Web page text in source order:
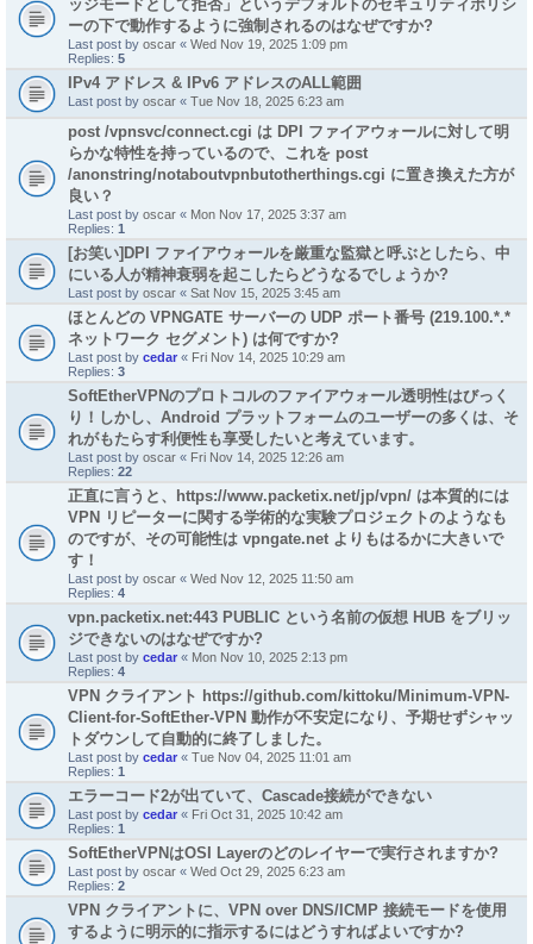
ッジモードとして拒否」というデフォルトのセキュリティポリシ
ーの下で動作するように強制されるのはなぜですか?
Last post by oscar « Wed Nov 19, 2025 1:09 pm
Replies: 5
IPv4 アドレス & IPv6 アドレスのALL範囲
Last post by oscar « Tue Nov 18, 2025 6:23 am
post /vpnsvc/connect.cgi は DPI ファイアウォールに対して明
らかな特性を持っているので、これを post
/anonstring/notaboutvpnbutotherthings.cgi に置き換えた方が
良い？
Last post by oscar « Mon Nov 17, 2025 3:37 am
Replies: 1
[お笑い]DPI ファイアウォールを厳重な監獄と呼ぶとしたら、中
にいる人が精神衰弱を起こしたらどうなるでしょうか?
Last post by oscar « Sat Nov 15, 2025 3:45 am
ほとんどの VPNGATE サーバーの UDP ポート番号 (219.100.*.*
ネットワーク セグメント) は何ですか?
Last post by cedar « Fri Nov 14, 2025 10:29 am
Replies: 3
SoftEtherVPNのプロトコルのファイアウォール透明性はびっく
り！しかし、Android プラットフォームのユーザーの多くは、そ
れがもたらす利便性も享受したいと考えています。
Last post by oscar « Fri Nov 14, 2025 12:26 am
Replies: 22
正直に言うと、https://www.packetix.net/jp/vpn/ は本質的には
VPN リピーターに関する学術的な実験プロジェクトのようなも
のですが、その可能性は vpngate.net よりもはるかに大きいで
す！
Last post by oscar « Wed Nov 12, 2025 11:50 am
Replies: 4
vpn.packetix.net:443 PUBLIC という名前の仮想 HUB をブリッ
ジできないのはなぜですか?
Last post by cedar « Mon Nov 10, 2025 2:13 pm
Replies: 4
VPN クライアント https://github.com/kittoku/Minimum-VPN-
Client-for-SoftEther-VPN 動作が不安定になり、予期せずシャッ
トダウンして自動的に終了しました。
Last post by cedar « Tue Nov 04, 2025 11:01 am
Replies: 1
エラーコード2が出ていて、Cascade接続ができない
Last post by cedar « Fri Oct 31, 2025 10:42 am
Replies: 1
SoftEtherVPNはOSI Layerのどのレイヤーで実行されますか?
Last post by oscar « Wed Oct 29, 2025 6:23 am
Replies: 2
VPN クライアントに、VPN over DNS/ICMP 接続モードを使用
するように明示的に指示するにはどうすればよいですか?